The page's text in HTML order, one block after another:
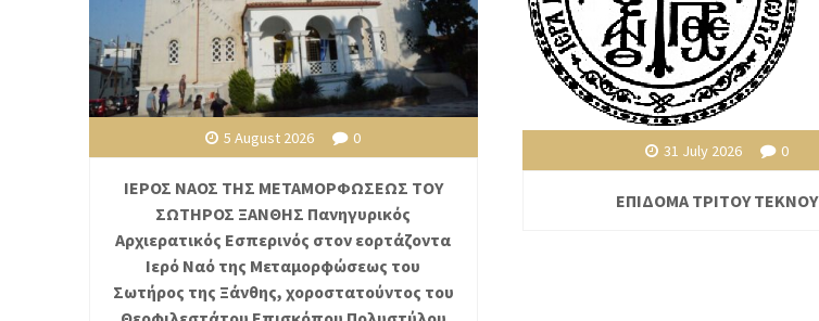
5 August 2026 0
ΙΕΡΟΣ ΝΑΟΣ ΤΗΣ ΜΕΤΑΜΟΡΦΩΣΕΩΣ ΤΟΥ
ΣΩΤΗΡΟΣ ΞΑΝΘΗΣ Πανηγυρικός
Αρχιερατικός Εσπερινός στον εορτάζοντα
Ιερό Ναό της Μεταμορφώσεως του
Σωτήρος της Ξάνθης, χοροστατούντος του
31 July 2026 0
ΕΠΙΔΟΜΑ ΤΡΙΤΟΥ ΤΕΚΝΟΥ